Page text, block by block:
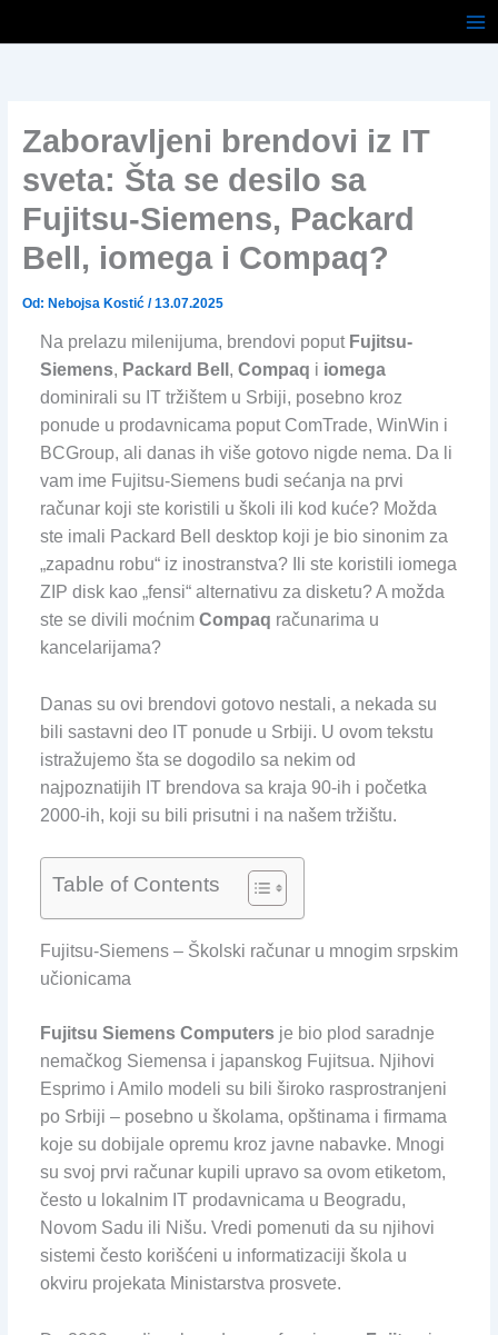
Zaboravljeni brendovi iz IT
sveta: Šta se desilo sa
Fujitsu-Siemens, Packard
Bell, iomega i Compaq?
Od: Nebojsa Kostić /13.07.2025
Na prelazu milenijuma, brendovi poput Fujitsu-
Siemens, Packard Bell , Compaq i iomega
dominirali su IT tržištem u Srbiji, posebno kroz
ponude u prodavnicama poput ComTrade, WinWin i
BCGroup, ali danas ih više gotovo nigde nema. Da li
vam ime Fujitsu-Siemens budi sećanja na prvi
računar koji ste koristili u školi ili kod kuće? Možda
ste imali Packard Bell desktop koji je bio sinonim za
„zapadnu robu“ iz inostranstva? Ili ste koristili iomega
ZIP disk kao „fensi“ alternativu za disketu? A možda
ste se divili moćnim Compaq računarima u
kancelarijama?
Danas su ovi brendovi gotovo nestali, a nekada su
bili sastavni deo IT ponude u Srbiji. U ovom tekstu
istražujemo šta se dogodilo sa nekim od
najpoznatijih IT brendova sa kraja 90-ih i početka
2000-ih, koji su bili prisutni i na našem tržištu.
Table of Contents
Fujitsu-Siemens – Školski računar u mnogim srpskim
učionicama
Fujitsu Siemens Computersje bio plod saradnje
nemačkog Siemensa i japanskog Fujitsua. Njihovi
Esprimo i Amilo modeli su bili široko rasprostranjeni
po Srbiji – posebno u školama, opštinama i firmama
koje su dobijale opremu kroz javne nabavke. Mnogi
su svoj prvi računar kupili upravo sa ovom etiketom,
često u lokalnim IT prodavnicama u Beogradu,
Novom Sadu ili Nišu. Vredi pomenuti da su njihovi
sistemi često korišćeni u informatizaciji škola u
okviru projekata Ministarstva prosvete.